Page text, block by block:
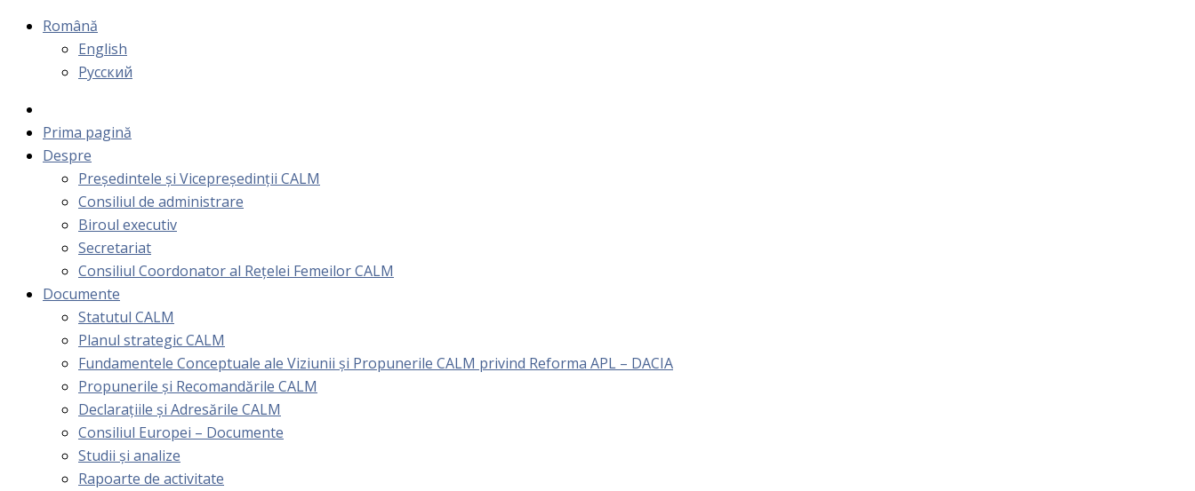
Română
English
Русский
Prima pagină
Despre
Președintele și Vicepreședinții CALM
Consiliul de administrare
Biroul executiv
Secretariat
Consiliul Coordonator al Rețelei Femeilor CALM
Documente
Statutul CALM
Planul strategic CALM
Fundamentele Conceptuale ale Viziunii și Propunerile CALM privind Reforma APL – DACIA
Propunerile și Recomandările CALM
Declarațiile și Adresările CALM
Consiliul Europei – Documente
Studii și analize
Rapoarte de activitate